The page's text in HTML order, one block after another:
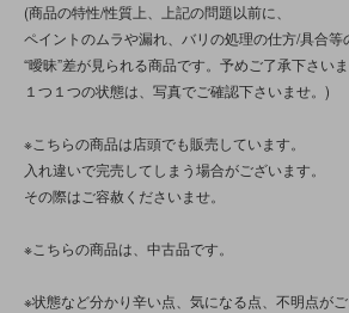
(商品の特性/性質上、上記の問題以前に、
ペイントのムラや漏れ、バリの処理の仕方/具合等
“曖昧”差が見られる商品です。予めご了承下さいま
１つ１つの状態は、写真でご確認下さいませ。)
※こちらの商品は店頭でも販売しています。
入れ違いで完売してしまう場合がございます。
その際はご容赦くださいませ。
※こちらの商品は、中古品です。
※状態など分かり辛い点、気になる点、不明点がご